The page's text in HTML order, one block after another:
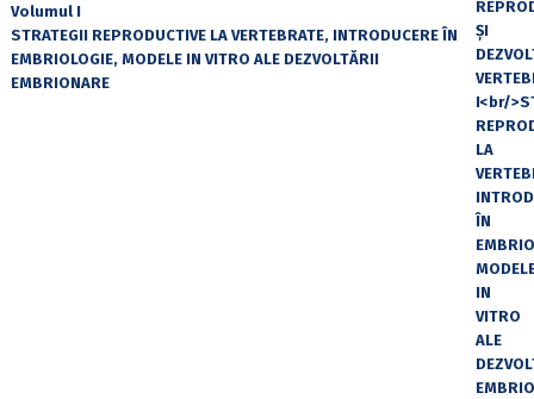
Volumul I
STRATEGII REPRODUCTIVE LA VERTEBRATE, INTRODUCERE ÎN
EMBRIOLOGIE, MODELE IN VITRO ALE DEZVOLTĂRII
EMBRIONARE